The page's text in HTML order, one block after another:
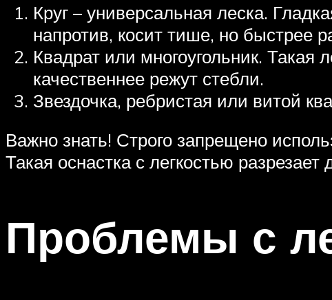
Круг – универсальная леска.
напротив, косит тише, но быстрее
Квадрат или многоугольник.
качественнее режут стебли.
Звездочка, ребристая или витой
Важно знать! Строго запрещено
Такая оснастка с легкостью
Проблемы с